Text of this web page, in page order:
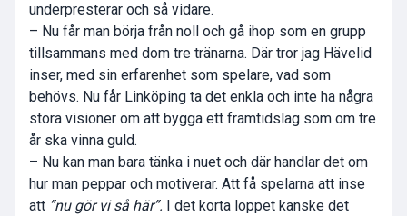
underpresterar och så vidare.
– Nu får man börja från noll och gå ihop som en grupp
tillsammans med dom tre tränarna. Där tror jag Hävelid
inser, med sin erfarenhet som spelare, vad som
behövs. Nu får Linköping ta det enkla och inte ha några
stora visioner om att bygga ett framtidslag som om tre
år ska vinna guld.
– Nu kan man bara tänka i nuet och där handlar det om
hur man peppar och motiverar. Att få spelarna att inse
att ”nu gör vi så här”. I det korta loppet kanske det